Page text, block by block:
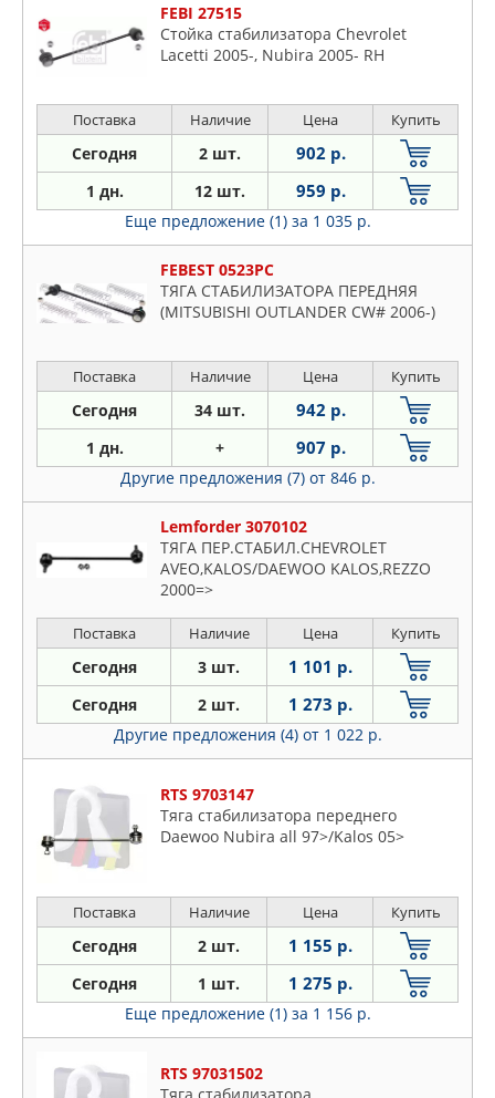
FEBI 27515
Стойка стабилизатора Chevrolet
Lacetti 2005-, Nubira 2005- RH
Поставка Наличие Цена Купить
Сегодня 2 шт. 902 р.
1 дн. 12 шт. 959 р.
Еще предложение (1) за 1 035 р.
FEBEST 0523PC
ТЯГА СТАБИЛИЗАТОРА ПЕРЕДНЯЯ
(MITSUBISHI OUTLANDER CW# 2006-)
Поставка Наличие Цена Купить
Сегодня 34 шт. 942 р.
1 дн. + 907 р.
Другие предложения (7) от 846 р.
Lemforder 3070102
ТЯГА ПЕР.СТАБИЛ.CHEVROLET
AVEO,KALOS/DAEWOO KALOS,REZZO
2000=>
Поставка Наличие Цена Купить
Сегодня 3 шт. 1 101 р.
Сегодня 2 шт. 1 273 р.
Другие предложения (4) от 1 022 р.
RTS 9703147
Тяга стабилизатора переднего
Daewoo Nubira all 97>/Kalos 05>
Поставка Наличие Цена Купить
Сегодня 2 шт. 1 155 р.
Сегодня 1 шт. 1 275 р.
Еще предложение (1) за 1 156 р.
RTS 97031502